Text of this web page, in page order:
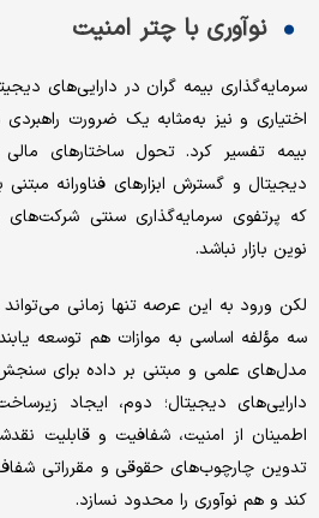
نوآوری با چتر امنیت
سرمایه‌گذاری بیمه گران در دارایی‌های
اختیاری و نیز به‌مثابه یک ضرورت
بیمه تفسیر کرد. تحول ساختارهای
دیجیتال و گسترش ابزارهای فناورانه
که پرتفوی سرمایه‌گذاری سنتی شرکت‌های
نوین بازار نباشد.
لکن ورود به این عرصه تنها زمانی
سه مؤلفه اساسی به موازات هم توسعه
مدل‌های علمی و مبتنی بر داده برای
دارایی‌های دیجیتال؛ دوم، ایجاد
اطمینان از امنیت، شفافیت و قابلیت
تدوین چارچوب‌های حقوقی و مقرراتی
کند و هم نوآوری را محدود نسازد.